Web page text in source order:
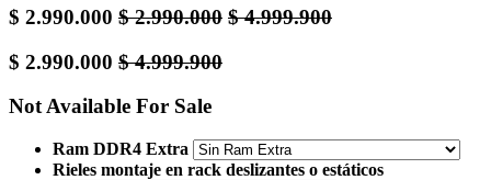
$ 2.990.000 $2.990.000 $4.999.900
$ 2.990.000 $4.999.900
Not Available For Sale
Ram DDR4 Extra
Rieles montaje en rack deslizantes o estáticos